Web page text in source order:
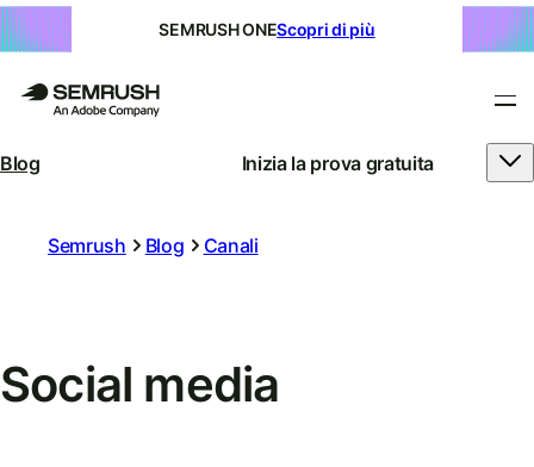
SEMRUSH ONEScopri di più
Blog Inizia la prova gratuita
Semrush Blog Canali
Social media